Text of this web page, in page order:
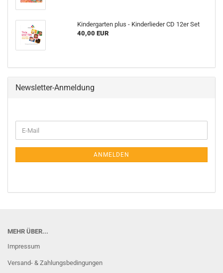
Kindergarten plus - Kinderlieder CD 12er Set
40,00 EUR
Newsletter-Anmeldung
ZUR
E-
Mail
ANMELDEN
MEHR ÜBER...
Impressum
Versand- & Zahlungsbedingungen